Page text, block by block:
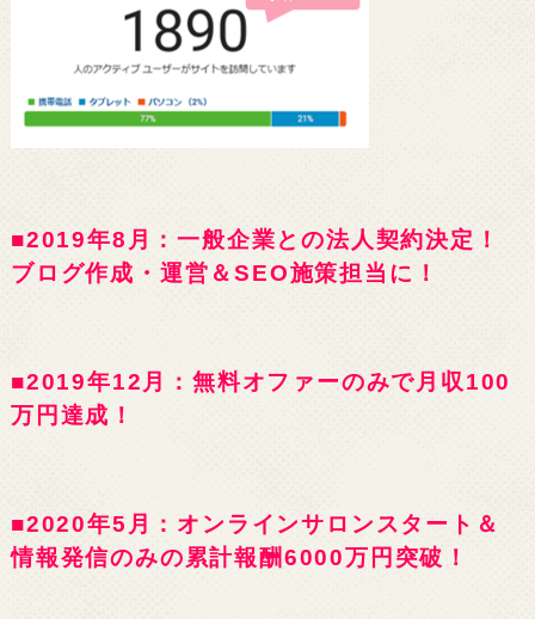
■2019年8月：一般企業との法人契約決定！
ブログ作成・運営＆SEO施策担当に！
■2019年12月：無料オファーのみで月収100
万円達成！
■2020年5月：オンラインサロンスタート＆
情報発信のみの累計報酬6000万円突破！